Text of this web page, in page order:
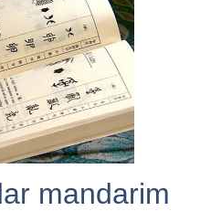
mandarim